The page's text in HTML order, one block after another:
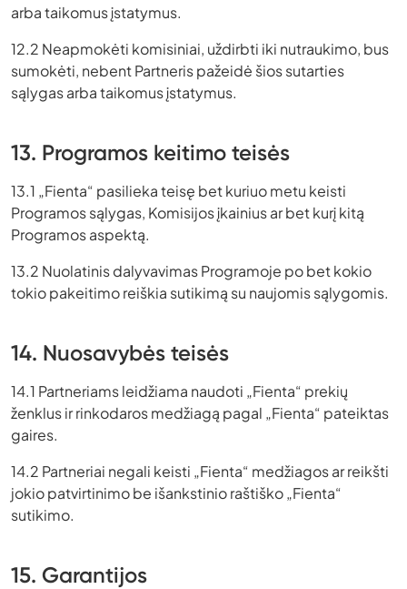
arba taikomus įstatymus.
12.2 Neapmokėti komisiniai, uždirbti iki nutraukimo, bus
sumokėti, nebent Partneris pažeidė šios sutarties
sąlygas arba taikomus įstatymus.
13. Programos keitimo teisės
13.1 „Fienta“ pasilieka teisę bet kuriuo metu keisti
Programos sąlygas, Komisijos įkainius ar bet kurį kitą
Programos aspektą.
13.2 Nuolatinis dalyvavimas Programoje po bet kokio
tokio pakeitimo reiškia sutikimą su naujomis sąlygomis.
14. Nuosavybės teisės
14.1 Partneriams leidžiama naudoti „Fienta“ prekių
ženklus ir rinkodaros medžiagą pagal „Fienta“ pateiktas
gaires.
14.2 Partneriai negali keisti „Fienta“ medžiagos ar reikšti
jokio patvirtinimo be išankstinio raštiško „Fienta“
sutikimo.
15. Garantijos